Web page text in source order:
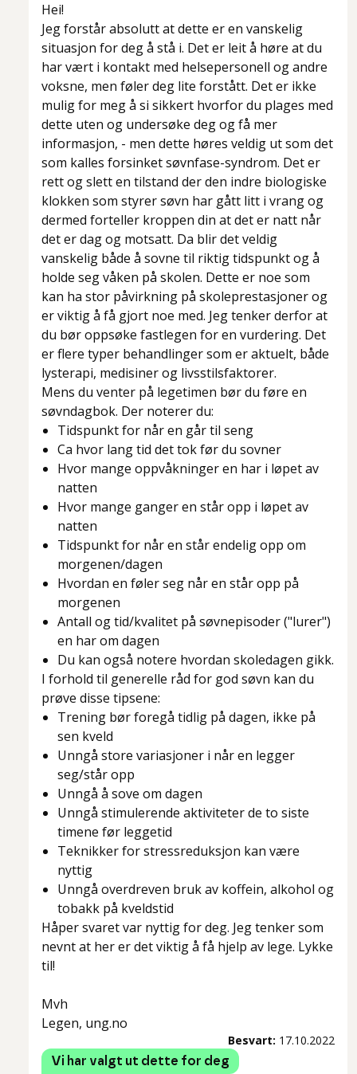
Hei!
Jeg forstår absolutt at dette er en vanskelig
situasjon for deg å stå i. Det er leit å høre at du
har vært i kontakt med helsepersonell og andre
voksne, men føler deg lite forstått. Det er ikke
mulig for meg å si sikkert hvorfor du plages med
dette uten og undersøke deg og få mer
informasjon, - men dette høres veldig ut som det
som kalles forsinket søvnfase-syndrom. Det er
rett og slett en tilstand der den indre biologiske
klokken som styrer søvn har gått litt i vrang og
dermed forteller kroppen din at det er natt når
det er dag og motsatt. Da blir det veldig
vanskelig både å sovne til riktig tidspunkt og å
holde seg våken på skolen. Dette er noe som
kan ha stor påvirkning på skoleprestasjoner og
er viktig å få gjort noe med. Jeg tenker derfor at
du bør oppsøke fastlegen for en vurdering. Det
er flere typer behandlinger som er aktuelt, både
lysterapi, medisiner og livsstilsfaktorer.
Mens du venter på legetimen bør du føre en
søvndagbok. Der noterer du:
Tidspunkt for når en går til seng
Ca hvor lang tid det tok før du sovner
Hvor mange oppvåkninger en har i løpet av
natten
Hvor mange ganger en står opp i løpet av
natten
Tidspunkt for når en står endelig opp om
morgenen/dagen
Hvordan en føler seg når en står opp på
morgenen
Antall og tid/kvalitet på søvnepisoder ("lurer")
en har om dagen
Du kan også notere hvordan skoledagen gikk.
I forhold til generelle råd for god søvn kan du
prøve disse tipsene:
Trening bør foregå tidlig på dagen, ikke på
sen kveld
Unngå store variasjoner i når en legger
seg/står opp
Unngå å sove om dagen
Unngå stimulerende aktiviteter de to siste
timene før leggetid
Teknikker for stressreduksjon kan være
nyttig
Unngå overdreven bruk av koffein, alkohol og
tobakk på kveldstid
Håper svaret var nyttig for deg. Jeg tenker som
nevnt at her er det viktig å få hjelp av lege. Lykke
til!
Mvh
Legen, ung.no
Besvart: 17.10.2022
Vi har valgt ut dette for deg